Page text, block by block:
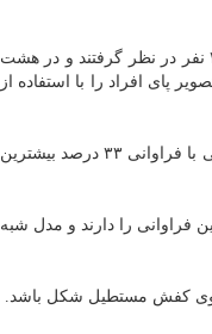
پژوهشگران با عنایت به جمعیت ایران و حذف جمعیت افراد زیر ۱۸ سال و بالای ۶۰، جامعه آماری مطالعه را ۳۸۵ نفر در نظر گرفتند و در هشت
پای افراد را با استفاده از
مشاهدات این مطالعه نشان داد که در جامعه زنان ایرانی، «پای مصری» با فراوانی حدود ۴۰ درصد و پای شبه رومی با فراوانی ۳۳ درصد بیشترین
۴۳.۵ درصدی و پای مصری با فراوانی حدود ۴۳ درصدی بیشترین فراوانی را دارند و مدل شبه
کفش مستطیل شکل باشد.